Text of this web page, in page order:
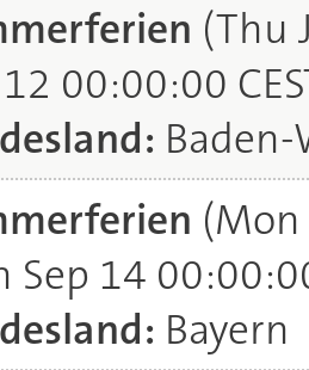
(Thu
00:00:00
(Mon
Sep 14
Bayern